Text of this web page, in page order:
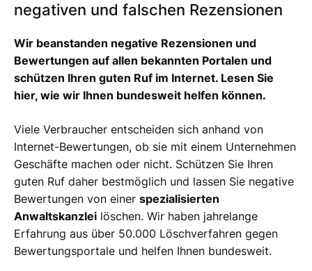
negativen und falschen Rezensionen
Wir beanstanden negative Rezensionen und
Bewertungen auf allen bekannten Portalen und
schützen Ihren guten Ruf im Internet. Lesen Sie
hier, wie wir Ihnen bundesweit helfen können.
Viele Verbraucher entscheiden sich anhand von
Internet-Bewertungen, ob sie mit einem Unternehmen
Geschäfte machen oder nicht. Schützen Sie Ihren
guten Ruf daher bestmöglich und lassen Sie negative
Bewertungen von einer spezialisierten
Anwaltskanzlei löschen. Wir haben jahrelange
Erfahrung aus über 50.000 Löschverfahren gegen
Bewertungsportale und helfen Ihnen bundesweit.